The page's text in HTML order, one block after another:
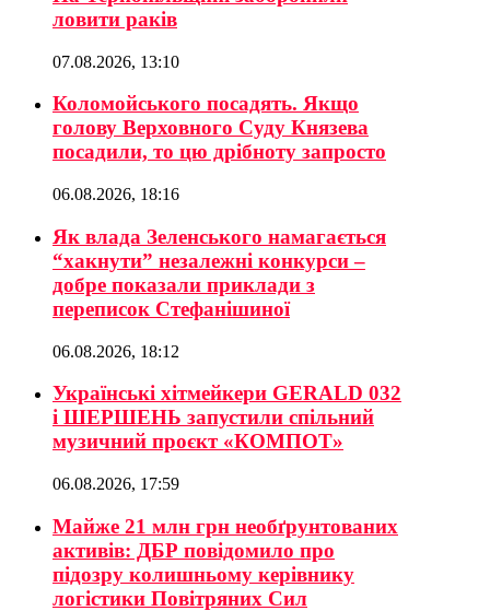
ловити раків
07.08.2026, 13:10
Коломойського посадять. Якщо
голову Верховного Суду Князева
посадили, то цю дрібноту запросто
06.08.2026, 18:16
Як влада Зеленського намагається
“хакнути” незалежні конкурси –
добре показали приклади з
переписок Стефанішиної
06.08.2026, 18:12
Українські хітмейкери GERALD 032
і ШЕРШЕНЬ запустили спільний
музичний проєкт «КОМПОТ»
06.08.2026, 17:59
Майже 21 млн грн необґрунтованих
активів: ДБР повідомило про
підозру колишньому керівнику
логістики Повітряних Сил